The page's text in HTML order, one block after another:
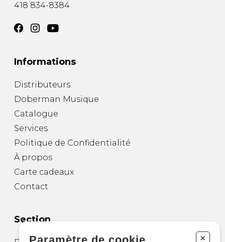
418 834-8384
Informations
Distributeurs
Doberman Musique
Catalogue
Services
Politique de Confidentialité
À propos
Carte cadeaux
Contact
Section
+